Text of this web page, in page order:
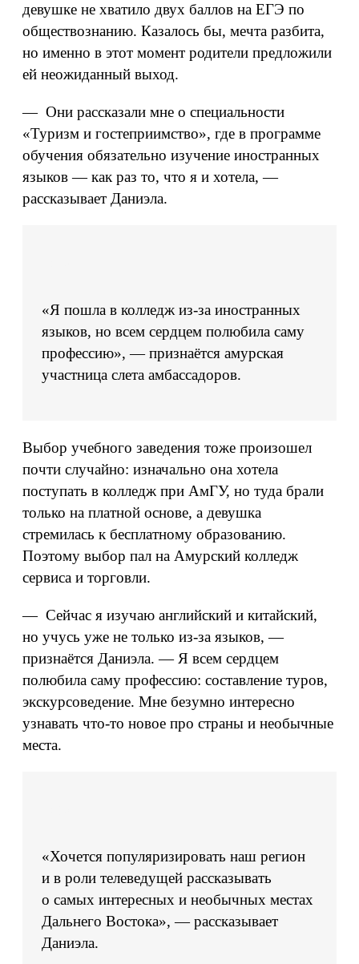
девушке не хватило двух баллов на ЕГЭ по
обществознанию. Казалось бы, мечта разбита,
но именно в этот момент родители предложили
ей неожиданный выход.
— Они рассказали мне о специальности
«Туризм и гостеприимство», где в программе
обучения обязательно изучение иностранных
языков — как раз то, что я и хотела, —
рассказывает Даниэла.
«Я пошла в колледж из‑за иностранных
языков, но всем сердцем полюбила саму
профессию», — признаётся амурская
участница слета амбассадоров.
Выбор учебного заведения тоже произошел
почти случайно: изначально она хотела
поступать в колледж при АмГУ, но туда брали
только на платной основе, а девушка
стремилась к бесплатному образованию.
Поэтому выбор пал на Амурский колледж
сервиса и торговли.
— Сейчас я изучаю английский и китайский,
но учусь уже не только из‑за языков, —
признаётся Даниэла. — Я всем сердцем
полюбила саму профессию: составление туров,
экскурсоведение. Мне безумно интересно
узнавать что‑то новое про страны и необычные
места.
«Хочется популяризировать наш регион
и в роли телеведущей рассказывать
о самых интересных и необычных местах
Дальнего Востока», — рассказывает
Даниэла.